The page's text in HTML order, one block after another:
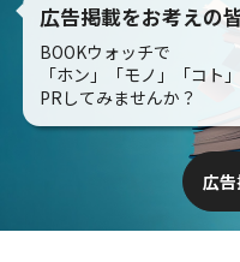
広告掲載をお考えの
BOOKウォッチで
「ホン」「モノ」「コト
PRしてみませんか？
広